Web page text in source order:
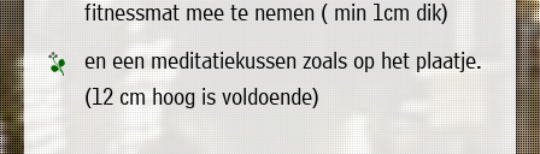
fitnessmat mee te nemen ( min 1cm dik)
en een meditatiekussen zoals op het plaatje.
(12 cm hoog is voldoende)